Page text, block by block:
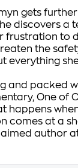
gets
discovers a
frustration to
the
everything
and packed
One of
happens
comes at a
author